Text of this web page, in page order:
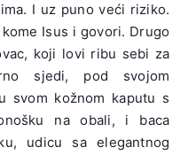
I uz puno veći riziko.
Isus i govori. Drugo
koji lovi ribu sebi za
sjedi, pod svojom
svom kožnom kaputu s
na obali, i baca
udicu sa elegantnog